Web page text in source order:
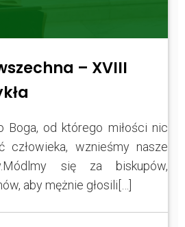
– XVIII
Boga, od którego miłości nic
człowieka, wznieśmy nasze
się za biskupów,
aby mężnie głosili[…]